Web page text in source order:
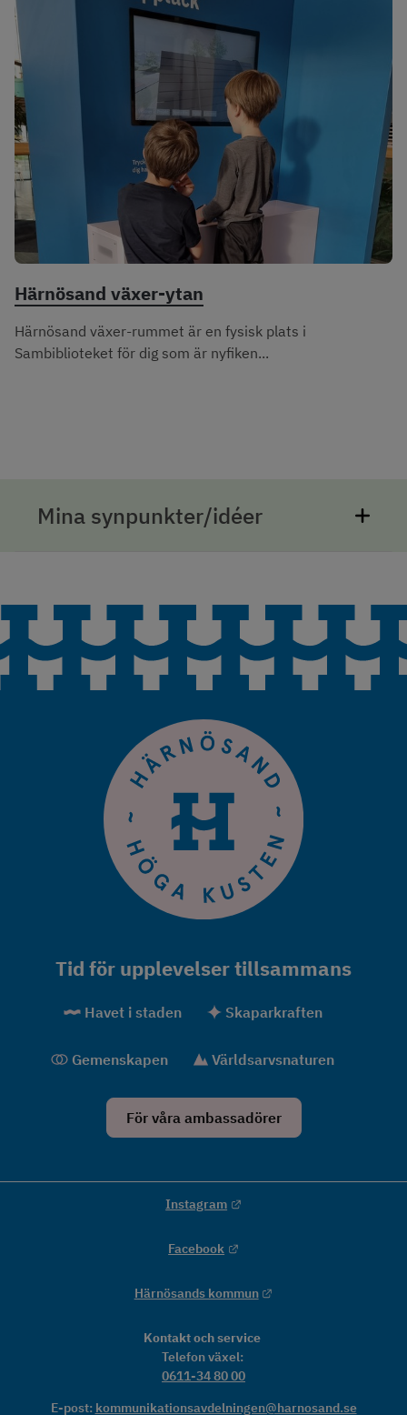
Härnösand växer-ytan
Härnösand växer-rummet är en fysisk plats i
Sambiblioteket för dig som är nyfiken...
Mina synpunkter/idéer
Tid för upplevelser tillsammans
Havet i staden Skaparkraften
Gemenskapen Världsarvsnaturen
För våra ambassadörer
Instagram Länk till annan webbplats.
Facebook Länk till annan webbplats.
Härnösands kommun
Kontakt och service
Telefon växel:
0611-34 80 00
E-post: kommunikationsavdelningen@harnosand.se